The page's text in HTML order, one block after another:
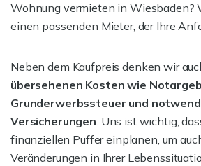
Wohnung vermieten in Wiesbaden?
einen passenden Mieter, der Ihre
Neben dem Kaufpreis denken wir
übersehenen Kosten wie
Grunderwerbssteuer und
Versicherungen. Uns ist wichtig,
finanziellen Puffer einplanen, um
Veränderungen in Ihrer